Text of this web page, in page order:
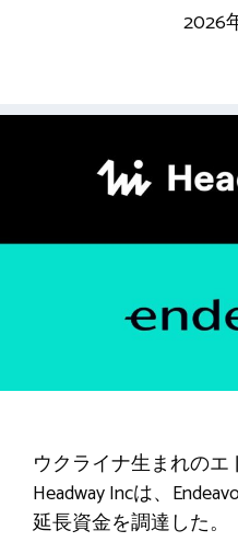
2026
ウクライナ生まれの
Headway Incは、
延長資金を調達した。